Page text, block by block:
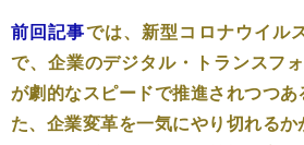
前回記事では、新型コロナウイル
で、企業のデジタル・トランスフ
が劇的なスピードで推進されつつ
た、企業変革を一気にやり切れる